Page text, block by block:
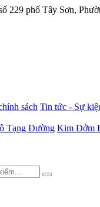
229 phố Tây Sơn,
sách Tin tức - Sự
Tạng Đường Kim Đởm